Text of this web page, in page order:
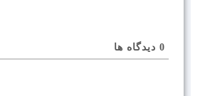
0 دیدگاه ها